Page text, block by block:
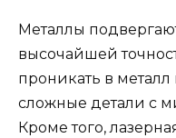
Металлы
высочайшей
проникать в металл
сложные детали с
Кроме того,